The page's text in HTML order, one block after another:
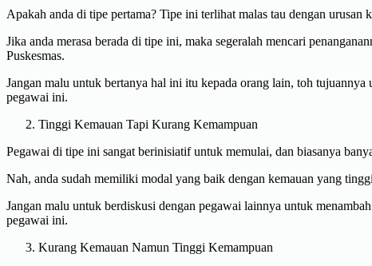
Apakah anda di tipe pertama? Tipe ini terlihat malas tau dengan
Jika anda merasa berada di tipe ini, maka segeralah mencari
Puskesmas.
Jangan malu untuk bertanya hal ini itu kepada orang lain, toh
pegawai ini.
Tinggi Kemauan Tapi Kurang Kemampuan
Pegawai di tipe ini sangat berinisiatif untuk memulai, dan biasanya
Nah, anda sudah memiliki modal yang baik dengan kemauan yang
Jangan malu untuk berdiskusi dengan pegawai lainnya untuk
pegawai ini.
Kurang Kemauan Namun Tinggi Kemampuan